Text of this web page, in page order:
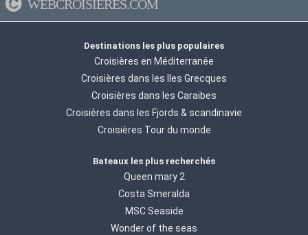
WEBCROISIERES.COM
Destinations les plus populaires
Croisières en Méditerranée
Croisières dans les Iles Grecques
Croisières dans les Caraibes
Croisières dans les Fjords & scandinavie
Croisières Tour du monde
Bateaux les plus recherchés
Queen mary 2
Costa Smeralda
MSC Seaside
Wonder of the seas